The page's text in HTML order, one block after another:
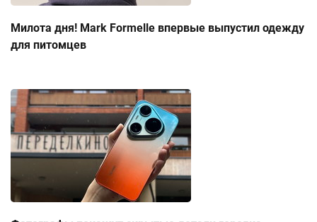
Милота дня! Mark Formelle впервые выпустил одежду
для питомцев